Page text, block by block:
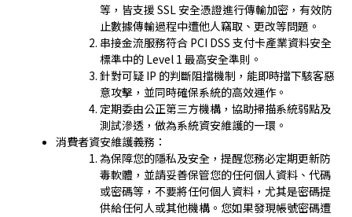
等，皆支援 SSL 安全憑證進行傳輸加密，有效防
止數據傳輸過程中遭他人竊取、更改等問題。
串接金流服務符合 PCI DSS 支付卡產業資料安全
標準中的 Level 1 最高安全準則。
針對可疑 IP 的判斷阻擋機制，能即時擋下駭客惡
意攻擊，並同時確保系統的高效運作。
定期委由公正第三方機構，協助掃描系統弱點及
測試滲透，做為系統資安維護的一環。
消費者資安維護義務：
為保障您的隱私及安全，提醒您務必定期更新防
毒軟體，並請妥善保管您的任何個人資料、代碼
或密碼等，不要將任何個人資料，尤其是密碼提
供給任何人或其他機構。您如果發現帳號密碼遭